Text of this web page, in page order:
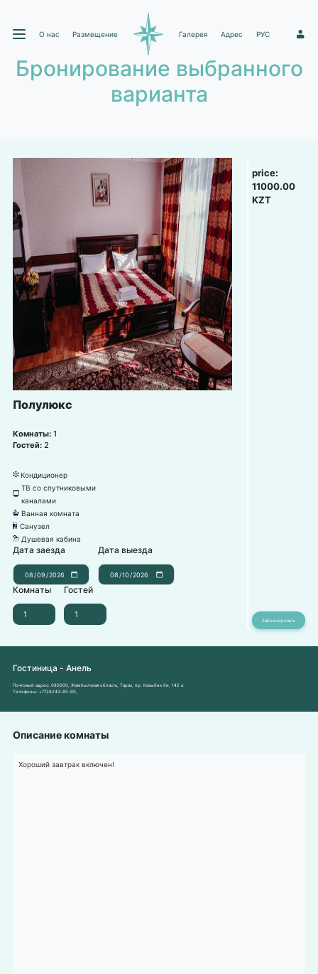
О нас Размещение Галерея Адрес РУС 1
Бронирование выбранного
варианта
Полулюкс
Комнаты: 1
Гостей: 2
뀸 Кондиционер
넎
ТВ со спутниковыми
каналами
넸 Ванная комната
댃 Санузел
댴 Душевая кабина
Дата заезда Дата выезда
Комнаты Гостей
price:
11000.00
KZT
Гостиница - Анель
Почтовый адрес: 080000, Жамбылская область, Тараз, пр. Казыбек би, 142 а
Телефоны: +7726243-85-90
Описание комнаты